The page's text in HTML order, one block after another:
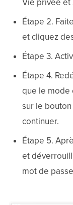
Vie privée et
Étape 2.
et cliquez
Étape 3.
Étape 4.
que le mode
sur le
continuer.
Étape 5.
et
mot de